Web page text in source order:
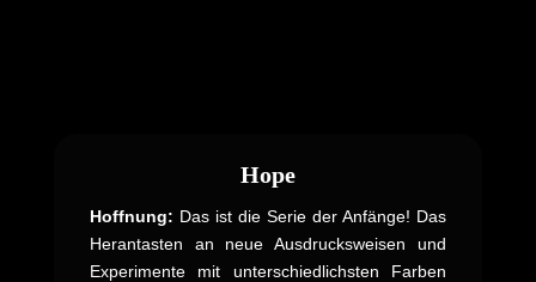
Hope
Hoffnung: Das ist die Serie der Anfänge! Das
Herantasten an neue Ausdrucksweisen und
Experimente mit unterschiedlichsten Farben